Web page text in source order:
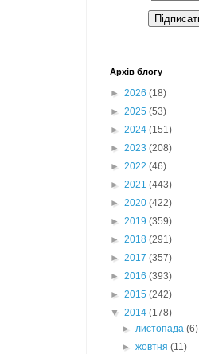
Архів блогу
► 2026 (18)
► 2025 (53)
► 2024 (151)
► 2023 (208)
► 2022 (46)
► 2021 (443)
► 2020 (422)
► 2019 (359)
► 2018 (291)
► 2017 (357)
► 2016 (393)
► 2015 (242)
▼ 2014 (178)
►листопада(6)
►жовтня(11)